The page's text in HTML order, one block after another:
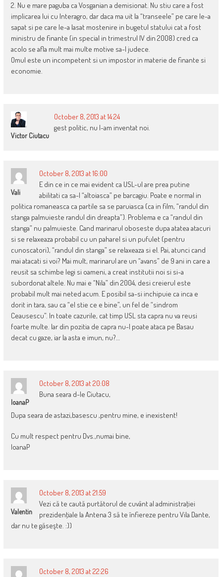
2. Nu e mare paguba ca Vosganian a demisionat. Nu stiu care a fost
implicarea lui cu Interagro, dar daca ma uit la “transeele” pe care le-a
sapat si pe care le-a lasat mostenire in bugetul statului cat a fost
ministru de finante (in special in trimestrul IV din 2008) cred ca
acolo se afla mult mai multe motive sa-l judece.
Omul este un incompetent si un impostor in materie de finante si
economie.
Victor Ciutacu
October 8, 2013 at 14:24
gest politic, nu l-am inventat noi.
Vali
October 8, 2013 at 16:00
E din ce in ce mai evident ca USL-ul are prea putine
abilitati ca sa-l “altoiasca” pe barcagiu. Poate e normal in
politica romaneasca ca partile sa se paruiasca (ca in film, “randul din
stanga palmuieste randul din dreapta”). Problema e ca “randul din
stanga” nu palmuieste. Cand marinarul oboseste dupa atatea atacuri
si se relaxeaza probabil cu un paharel si un pufulet (pentru
cunoscatori), “randul din stanga” se relaxeaza si el. Pai, atunci cand
mai atacati si voi? Mai mult, marinarul are un “avans” de 9 ani in care a
reusit sa schimbe legi si oameni, a creat institutii noi si si-a
subordonat altele. Nu mai e “Nila” din 2004, desi creierul este
probabil mult mai neted acum. E posibil sa-si inchipuie ca inca e
dorit in tara, sau ca “el stie ce e bine”, un fel de “sindrom
Ceausescu”. In toate cazurile, cat timp USL sta capra nu va reusi
foarte multe. Iar din pozitia de capra nu-l poate ataca pe Basau
decat cu gaze, iar la asta e imun, nu?…
IoanaP
October 8, 2013 at 20:08
Buna seara d-le Ciutacu,
Dupa seara de astazi,basescu ,pentru mine, e inexistent!
Cu mult respect pentru Dvs.,numai bine,
IoanaP
Valentin
October 8, 2013 at 21:59
Vezi că te caută purtătorul de cuvânt al administraţiei
prezidenţiale la Antena 3 să te înfiereze pentru Vila Dante,
dar nu te găseşte. :))
October 8, 2013 at 22:26